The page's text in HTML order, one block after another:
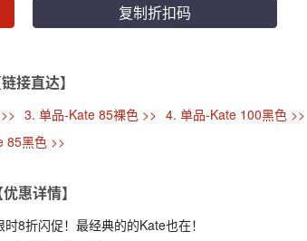
复制折扣码
接直达】
3. 单品-Kate 85裸色 >> 4. 单品-Kate 100黑色 >>
85黑色 >>
惠详情】
8折闪促！最经典的的Kate也在！